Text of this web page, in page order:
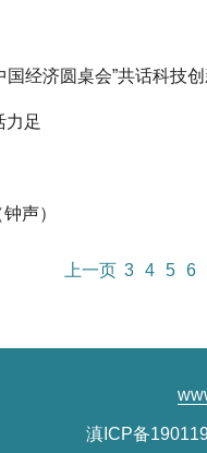
经济圆桌会”共话科技
力足
声）
上一页 3 4 5 6
滇ICP备